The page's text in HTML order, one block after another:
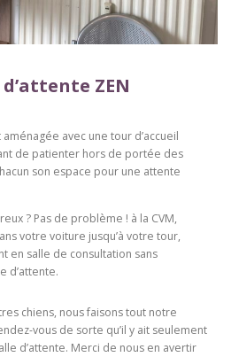
ZEN
avec une tour d’accueil
de patienter hors de portée des
son espace pour une attente
? Pas de problème ! à la CVM,
votre voiture jusqu’à votre tour,
en salle de consultation sans
d’attente.
chiens, nous faisons tout notre
vous de sorte qu’il y ait seulement
d’attente. Merci de nous en avertir